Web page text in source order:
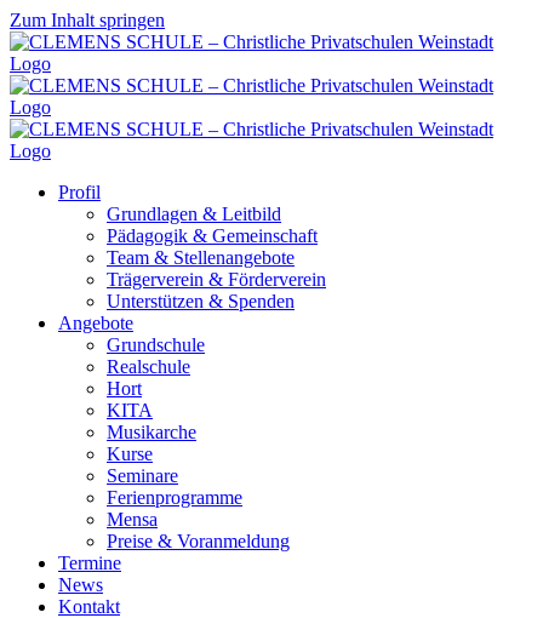
Zum Inhalt springen
Profil
Grundlagen & Leitbild
Pädagogik & Gemeinschaft
Team & Stellenangebote
Trägerverein & Förderverein
Unterstützen & Spenden
Angebote
Grundschule
Realschule
Hort
KITA
Musikarche
Kurse
Seminare
Ferienprogramme
Mensa
Preise & Voranmeldung
Termine
News
Kontakt